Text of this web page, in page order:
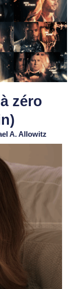
zéro
A. Allowitz